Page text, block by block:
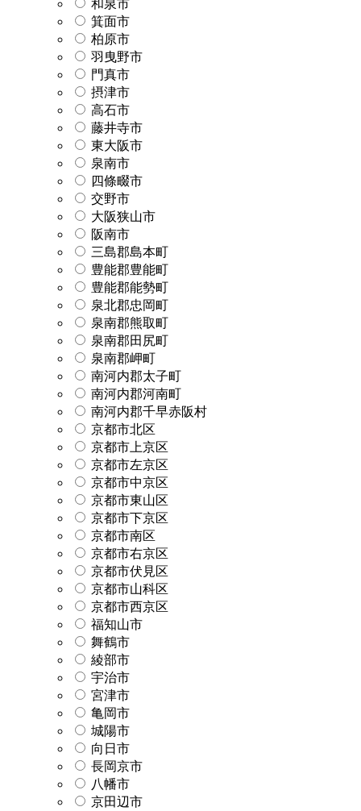
和泉市
箕面市
柏原市
羽曳野市
門真市
摂津市
高石市
藤井寺市
東大阪市
泉南市
四條畷市
交野市
大阪狭山市
阪南市
三島郡島本町
豊能郡豊能町
豊能郡能勢町
泉北郡忠岡町
泉南郡熊取町
泉南郡田尻町
泉南郡岬町
南河内郡太子町
南河内郡河南町
南河内郡千早赤阪村
京都市北区
京都市上京区
京都市左京区
京都市中京区
京都市東山区
京都市下京区
京都市南区
京都市右京区
京都市伏見区
京都市山科区
京都市西京区
福知山市
舞鶴市
綾部市
宇治市
宮津市
亀岡市
城陽市
向日市
長岡京市
八幡市
京田辺市